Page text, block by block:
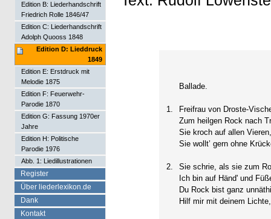
Ballade.
1.
Freifrau von Droste-
Zum heilgen Rock nach
Sie kroch auf allen
Sie wollt’ gern ohne
2.
Sie schrie, als sie zum
Ich bin auf Händ' und
Du Rock bist ganz
Hilf mir mit deinem
Edition B: Liederhandschrift
Friedrich Rolle 1846/47
Edition C: Liederhandschrift
Adolph Quooss 1848
Edition D: Lieddruck
1849
Edition E: Erstdruck mit
Melodie 1875
Edition F: Feuerwehr-
Parodie 1870
Edition G: Fassung 1970er
Jahre
Edition H: Politische
Parodie 1976
Abb. 1: Liedillustrationen
Register
Über liederlexikon.de
Dank
Kontakt